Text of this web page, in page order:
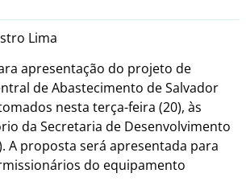
Lima
apresentação do projeto de
de Abastecimento de Salvador
nesta terça-feira (20), às
da Secretaria de Desenvolvimento
A proposta será apresentada para
do equipamento